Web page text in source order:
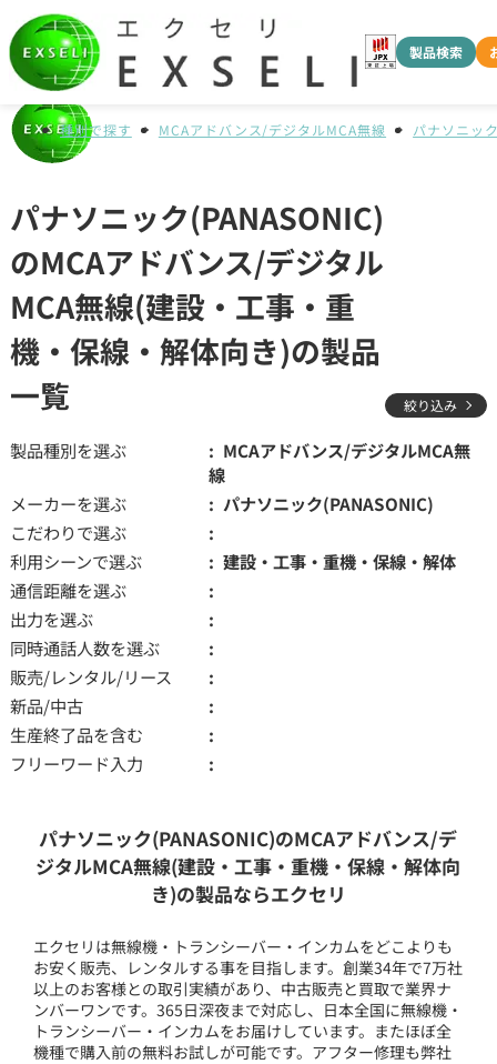
製品検索
種別で探す MCAアドバンス/デジタルMCA無線 パナソニッ
パナソニック(PANASONIC)
のMCAアドバンス/デジタル
MCA無線(建設・工事・重
機・保線・解体向き)の製品
一覧
絞り込み
製品種別を選ぶ
MCAアドバンス/デジタルMCA無
線
メーカーを選ぶ
パナソニック(PANASONIC)
こだわりで選ぶ
利用シーンで選ぶ
建設・工事・重機・保線・解体
通信距離を選ぶ
出力を選ぶ
同時通話人数を選ぶ
販売/レンタル/リース
新品/中古
生産終了品を含む
フリーワード入力
パナソニック(PANASONIC)のMCAアドバンス/デ
ジタルMCA無線(建設・工事・重機・保線・解体向
き)の製品ならエクセリ
エクセリは無線機・トランシーバー・インカムをどこよりも
お安く販売、レンタルする事を目指します。創業34年で7万社
以上のお客様との取引実績があり、中古販売と買取で業界ナ
ンバーワンです。365日深夜まで対応し、日本全国に無線機・
トランシーバー・インカムをお届けしています。またほぼ全
機種で購入前の無料お試しが可能です。アフター修理も弊社